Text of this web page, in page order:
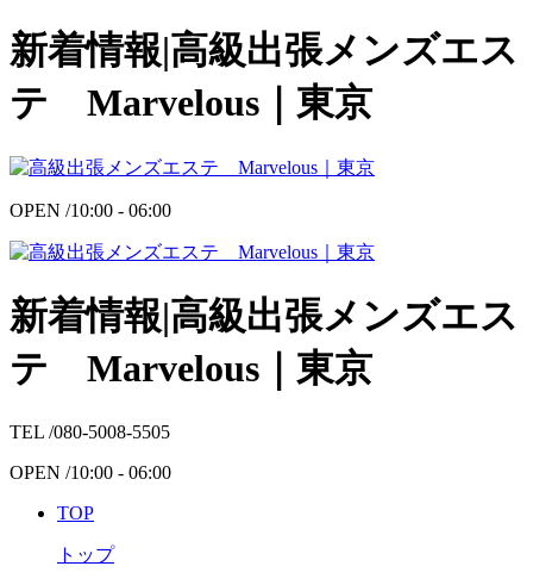
新着情報|高級出張メンズエス
テ Marvelous｜東京
OPEN /10:00 - 06:00
新着情報|高級出張メンズエス
テ Marvelous｜東京
TEL /080-5008-5505
OPEN /10:00 - 06:00
TOP
トップ